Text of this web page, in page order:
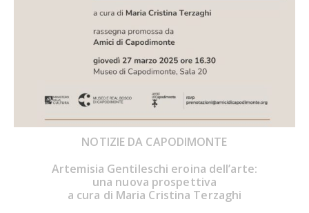
NOTIZIE DA CAPODIMONTE
Artemisia Gentileschi eroina dell’arte:
una nuova prospettiva
a cura di Maria Cristina Terzaghi